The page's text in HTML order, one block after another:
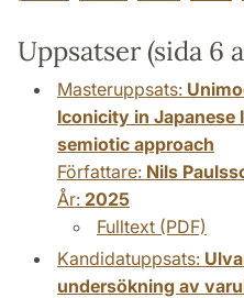
Uppsatser (sida 6
Masteruppsats:
Iconicity in
semiotic approach
Författare: Nils
År: 2025
Fulltext (PDF)
Kandidatuppsats:
undersökning av